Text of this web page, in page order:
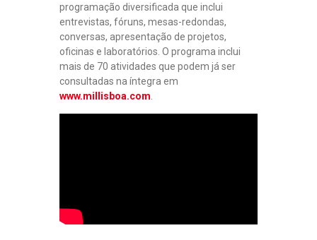
programação diversificada que inclui
entrevistas, fóruns, mesas-redondas,
conversas, apresentação de projetos,
oficinas e laboratórios. O programa inclui
mais de 70 atividades que podem já ser
consultadas na íntegra em
www.millisboa.com